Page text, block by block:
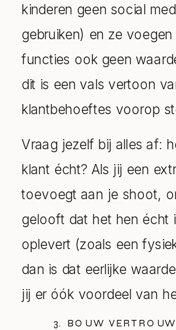
kinderen geen social
gebruiken) en ze
functies ook geen
dit is een vals vertoon
klantbehoeftes voorop
Vraag jezelf bij alles af:
klant écht? Als jij een
toevoegt aan je shoot,
gelooft dat het hen écht
oplevert (zoals een
dan is dat eerlijke
jij er óók voordeel van
3. BOUW